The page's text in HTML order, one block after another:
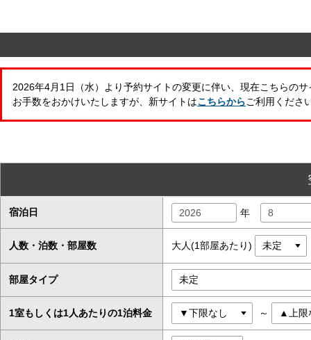
2026年4月1日（水）より予約サイトの変更に伴い、現在こちらの
お手数をおかけいたしますが、新サイトはこちらからご利用くださ
宿泊日 年
人数・泊数・部屋数 大人(1部屋あたり)
部屋タイプ
1室もしくは1人あたりの1泊料金 ～